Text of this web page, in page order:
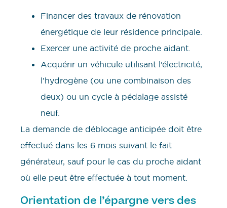
Financer des travaux de rénovation
énergétique de leur résidence principale.
Exercer une activité de proche aidant.
Acquérir un véhicule utilisant l’électricité,
l’hydrogène (ou une combinaison des
deux) ou un cycle à pédalage assisté
neuf.
La demande de déblocage anticipée doit être
effectué dans les 6 mois suivant le fait
générateur, sauf pour le cas du proche aidant
où elle peut être effectuée à tout moment.
Orientation de l’épargne vers des